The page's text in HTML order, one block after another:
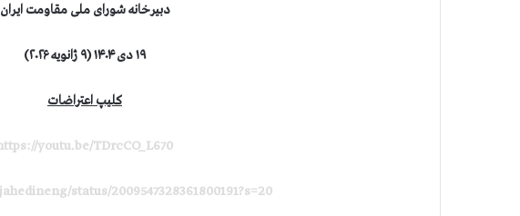
دبیرخانه شورای ملی مقاومت ایران
۱۹دی ۱۴۰۴ (۹ ژانویه ۲۰۲۶)
کلیپ اعتراضات
youtu.be/TDrcCO_L670
status/2009547328361800191?s=20